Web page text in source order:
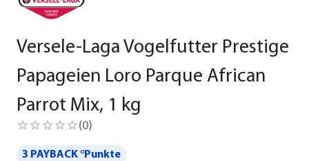
Versele-Laga Vogelfutter Prestige
Papageien Loro Parque African
Parrot Mix, 1 kg
(0)
3 PAYBACK °Punkte